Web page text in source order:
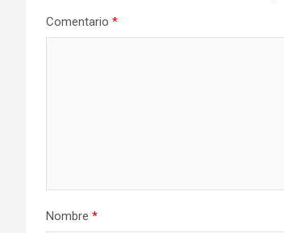
Comentario *
Nombre *